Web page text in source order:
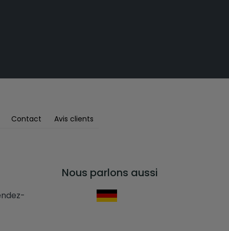
Contact Avis clients
Nous parlons aussi